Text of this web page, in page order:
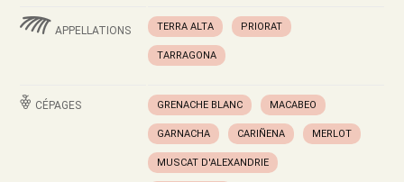
APPELLATIONS TERRA ALTA PRIORAT
TARRAGONA
CÉPAGES GRENACHE BLANC MACABEO
GARNACHA CARIÑENA MERLOT
MUSCAT D'ALEXANDRIE